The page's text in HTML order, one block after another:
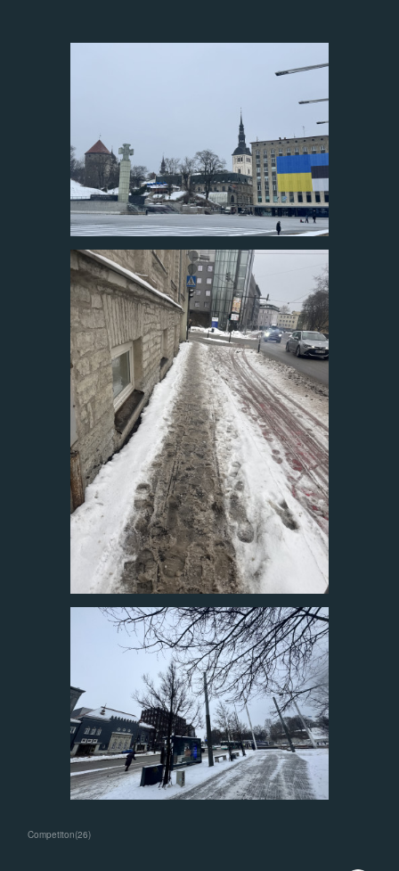
Competiton(26)